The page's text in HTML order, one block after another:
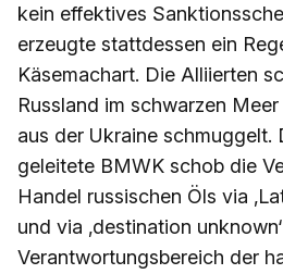
kein effektives
erzeugte stattdessen ein
Käsemachart. Die Alliierten
Russland im schwarzen
aus der Ukraine schmuggelt.
geleitete BMWK schob die
Handel russischen Öls via
und via ‚destination
Verantwortungsbereich der